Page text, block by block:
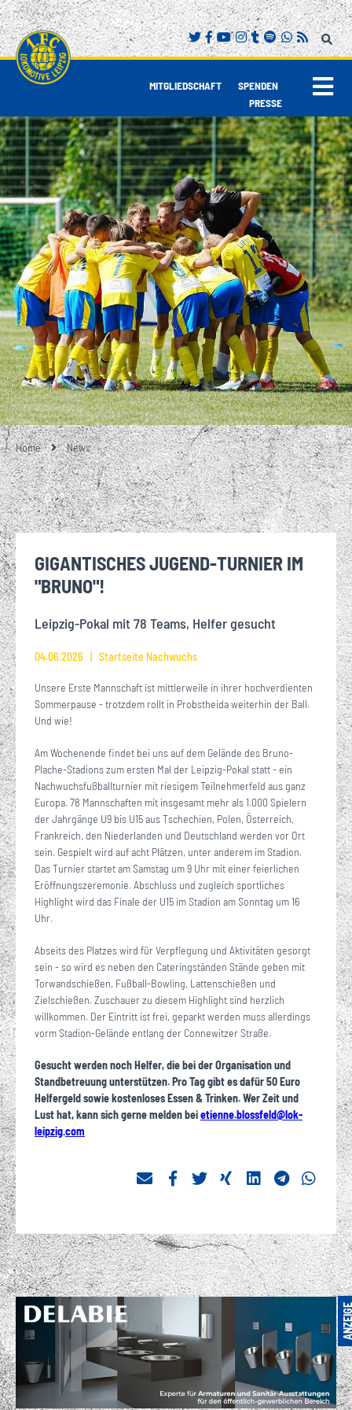
MITGLIEDSCHAFT| SPENDEN |
PRESSE
Home News
GIGANTISCHES JUGEND-TURNIER IM
"BRUNO"!
Leipzig-Pokal mit 78 Teams, Helfer gesucht
04.06.2026 Startseite Nachwuchs
Unsere Erste Mannschaft ist mittlerweile in ihrer hochverdienten
Sommerpause - trotzdem rollt in Probstheida weiterhin der Ball.
Und wie!
Am Wochenende findet bei uns auf dem Gelände des Bruno-
Plache-Stadions zum ersten Mal der Leipzig-Pokal statt - ein
Nachwuchsfußballturnier mit riesigem Teilnehmerfeld aus ganz
Europa. 78 Mannschaften mit insgesamt mehr als 1.000 Spielern
der Jahrgänge U9 bis U15 aus Tschechien, Polen, Österreich,
Frankreich, den Niederlanden und Deutschland werden vor Ort
sein. Gespielt wird auf acht Plätzen, unter anderem im Stadion.
Das Turnier startet am Samstag um 9 Uhr mit einer feierlichen
Eröffnungszeremonie. Abschluss und zugleich sportliches
Highlight wird das Finale der U15 im Stadion am Sonntag um 16
Uhr.
Abseits des Platzes wird für Verpflegung und Aktivitäten gesorgt
sein - so wird es neben den Cateringständen Stände geben mit
Torwandschießen, Fußball-Bowling, Lattenschießen und
Zielschießen. Zuschauer zu diesem Highlight sind herzlich
willkommen. Der Eintritt ist frei, geparkt werden muss allerdings
vorm Stadion-Gelände entlang der Connewitzer Straße.
Gesucht werden noch Helfer, die bei der Organisation und
Standbetreuung unterstützen. Pro Tag gibt es dafür 50 Euro
Helfergeld sowie kostenloses Essen & Trinken. Wer Zeit und
Lust hat, kann sich gerne melden beietienne.blossfeld@lok-
leipzig·com